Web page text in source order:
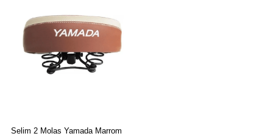
Selim 2 Molas Yamada Marrom